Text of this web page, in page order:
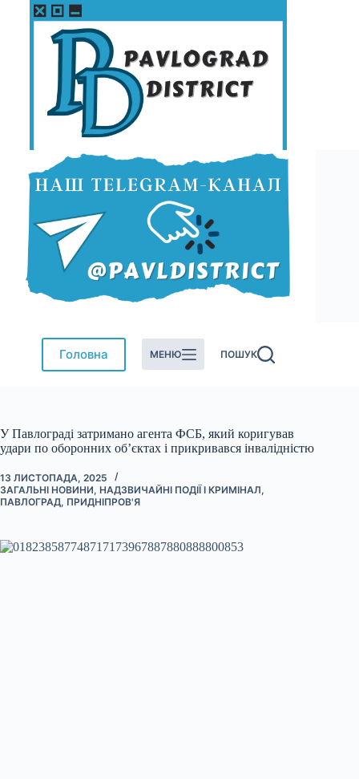
Перейти
Головна МЕНЮ ПОШУК
У Павлограді затримано агента ФСБ, який коригував
удари по оборонних об’єктах і прикривався інвалідністю
13 ЛИСТОПАДА, 2025
ЗАГАЛЬНІ НОВИНИ, НАДЗВИЧАЙНІ ПОДІЇ І КРИМІНАЛ,
ПАВЛОГРАД, ПРИДНІПРОВ'Я